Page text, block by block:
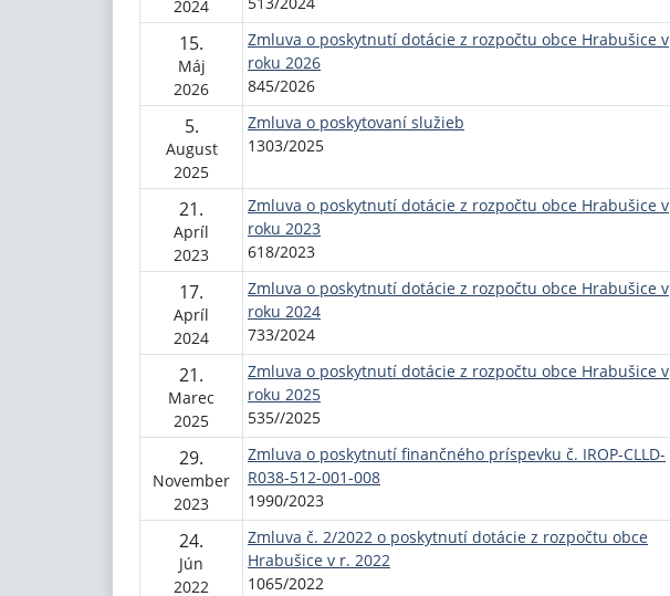
2024
15.
Máj
2026
Zmluva o poskytnutí dotácie z rozpočtu obce Hrabušice v
roku 2026
845/2026
5.
August
2025
Zmluva o poskytovaní služieb
1303/2025
21.
Apríl
2023
Zmluva o poskytnutí dotácie z rozpočtu obce Hrabušice v
roku 2023
618/2023
17.
Apríl
2024
Zmluva o poskytnutí dotácie z rozpočtu obce Hrabušice v
roku 2024
733/2024
21.
Marec
2025
Zmluva o poskytnutí dotácie z rozpočtu obce Hrabušice v
roku 2025
535//2025
29.
November
2023
Zmluva o poskytnutí finančného príspevku č. IROP-CLLD-
R038-512-001-008
1990/2023
24.
Jún
2022
Zmluva č. 2/2022 o poskytnutí dotácie z rozpočtu obce
Hrabušice v r. 2022
1065/2022